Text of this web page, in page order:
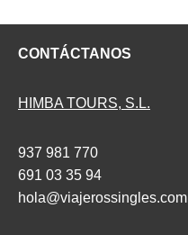
CONTÁCTANOS
HIMBA TOURS, S.L.
937 981 770
691 03 35 94
hola@viajerossingles.com